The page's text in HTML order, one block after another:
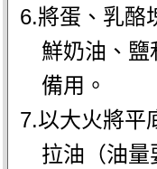
6.將蛋、乳酪
鮮奶油、鹽
備用。
7.以大火將平
拉油（油量